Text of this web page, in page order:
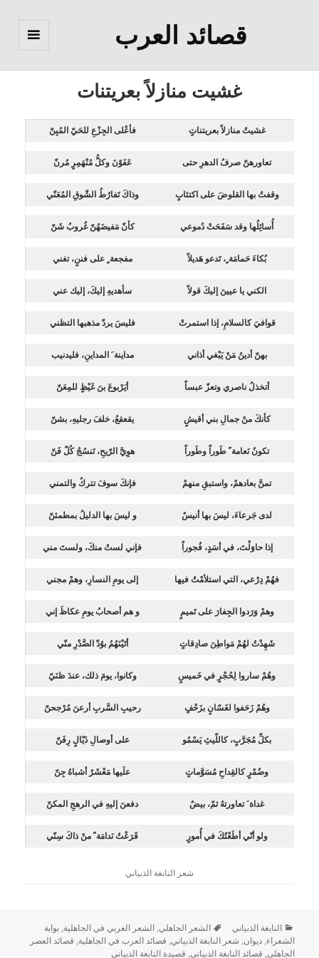
قصائد العرب
غشيت منازلاً بعريتنات
غشيتُ منازلاً بعريتناتٍ فأعْلى الجِزْعِ للحَيّ المُبِنّ
تعاورهنّ صرفُ الدهرِ حتى عَفَوْنَ وكلُّ مُنْهَمِرٍ مُرنّ
وقفتُ بها القلوضَ على اكتئابٍ وذاكَ تَفارُطُ الشّوقِ المُعَنّي
أُسائِلُها وقد سَفَحَتْ دُموعي كأنّ مَفيضَهُنّ غُروبُ شَنّ
بُكاءَ حَمامَة ٍ، تَدعو هَديلاً مفجعة ٍ على فننٍ، تغني
الكني يا عيينَ إليكَ قولاً سأهديهِ إليكَ، إليك عني
قوافيَ كالسلامِ، إذا استمرتْ فليسَ يردّ مذهبها التظني
بهنّ أدينُ مَنْ يَبْغي أذاني مداينة َ المداينِ، فليدنيب
أتخذلُ ناصري وتعزّ عبساً أيَرْبوعَ بنَ غَيْظٍ للمِعَنّ
كأنكَ منْ جمالِ بني أقيشٍ يقعقعُ، خلفَ رجليهِ، بشنّ
تكونُ نَعامة ً طَوراً وطَوراً هوِيَّ الرّيحِ، تَنسُجُ كُلّ فَنّ
تمنَّ بعادهمْ، واستبقِ منهمْ فإنكَ سوفَ تتركُ والتمني
لدى جَرعاءَ، ليسَ بها أنيسٌ و ليسَ بها الدليلُ بمطمئنّ
إذا حاوَلْتَ، في أسَدٍ، فُجوراً فإني لستُ منكَ، ولستَ مني
فهُمْ دِرْعي، التي استلأمْتُ فيها إلى يومِ النسارِ، وهمْ مجني
وهمْ وَرَدوا الجِفارَ على تَميمٍ و هم أصحابُ يومِ عكاظَ إني
شَهِدْتُ لهُمْ مَواطِنَ صادِقاتٍ أتَيْنَهُمُ بوُدّ الصَّدْرِ منّي
وهُمْ ساروا لِحُجْرٍ في خَميسٍ وكانوا، يومَ ذلك، عندَ ظنَيّ
وهُمْ زَحَفوا لغَسّانٍ بزَحْفٍ رحيبِ السَّربِ أرعنَ مُرْجحنّ
بكلِّ مُجَرَّبٍ، كاللّيثِ يَسْمُو على أوصالِ ذَيّالٍ رِفَنّ
وضُمْرٍ كالقِداحِ مُسَوَّماتٍ علَيها مَعْشَرٌ أشباهُ جِنّ
غداة َ تعاورتهُ ثمّ، بيضٌ دفعنَ إليهِ في الرهجِ المكنّ
ولو أنّي أطَعْتُكَ في أُمورٍ قَرَعْتُ نَدامَة ً منْ ذاكَ سِنّي
شعر النابغة الذبياني
النابغة الذبياني الشعر الجاهلي, الشعر العربي في الجاهلية,بوابة
الشعراء,ديوان, شعر النابغة الذبياني, قصائد العرب في الجاهلية, قصائد العصر
الجاهلي, قصائد النابغة الذبياني, قصيدة النابغة الذبياني